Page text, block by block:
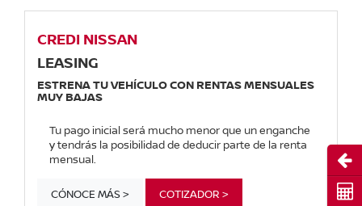
CREDI NISSAN
LEASING
ESTRENA TU VEHÍCULO CON RENTAS MENSUALES
MUY BAJAS
Tu pago inicial será mucho menor que un enganche
y tendrás la posibilidad de deducir parte de la renta
mensual.
CÓNOCE MÁS > COTIZADOR >